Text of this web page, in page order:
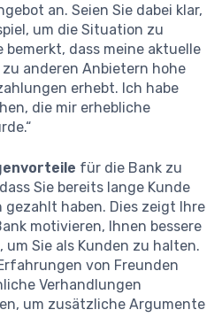
an. Seien Sie dabei klar,
um die Situation zu
bemerkt, dass meine aktuelle
anderen Anbietern hohe
erhebt. Ich habe
die mir erhebliche
für die Bank zu
Sie bereits lange Kunde
haben. Dies zeigt Ihre
motivieren, Ihnen bessere
Sie als Kunden zu halten.
von Freunden
Verhandlungen
um zusätzliche Argumente